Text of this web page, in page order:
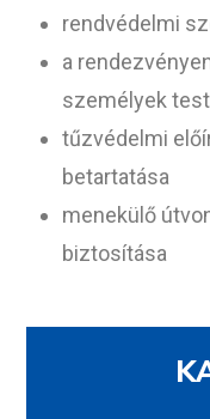
rendvédelmi
a
személyek
tűzvédelmi
betartatása
menekülő
biztosítása